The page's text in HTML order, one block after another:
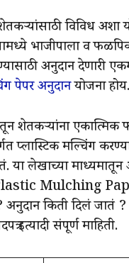
शेतकऱ्यांसाठी विविध अशा
भाजीपाला व
अनुदान देणारी
पेपर अनुदानयोजना होय.
शेतकऱ्यांना एकात्मिक
प्लास्टिक मल्चिंग
या लेखाच्या
Mulching
किती दिलं जातं
इत्यादी संपूर्ण माहिती.